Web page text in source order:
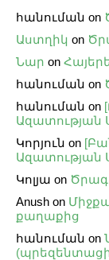
հանուման on
Աստղիկ on
Նար on
հանուման on
հանուման on
Ազատության
Կորյուն on
Ազատության
Կոլյա on
Anush on
քաղաքից
հանուման on